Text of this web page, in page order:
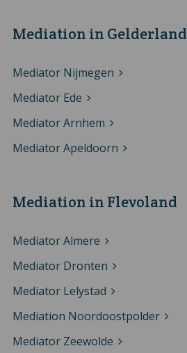
Mediation in Flevoland
Mediator Almere
Mediator Dronten
Mediator Lelystad
Mediation Noordoostpolder
Mediator Zeewolde
Mediation in Gelderland
Mediator Nijmegen
Mediator Ede
Mediator Arnhem
Mediator Apeldoorn